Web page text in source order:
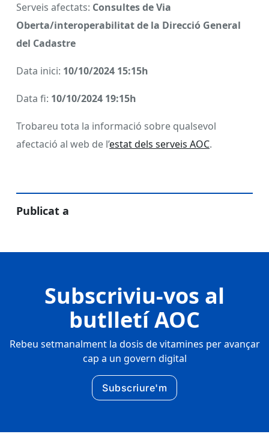
Serveis afectats: Consultes de Via
Oberta/interoperabilitat de la Direcció General
del Cadastre
Data inici: 10/10/2024 15:15h
Data fi: 10/10/2024 19:15h
Trobareu tota la informació sobre qualsevol
afectació al web de l’estat dels serveis AOC.
Publicat a
Subscriviu-vos al
butlletí AOC
Rebeu setmanalment la dosis de vitamines per avançar
cap a un govern digital
Subscriure'm